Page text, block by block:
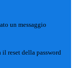
un messaggio
reset della password